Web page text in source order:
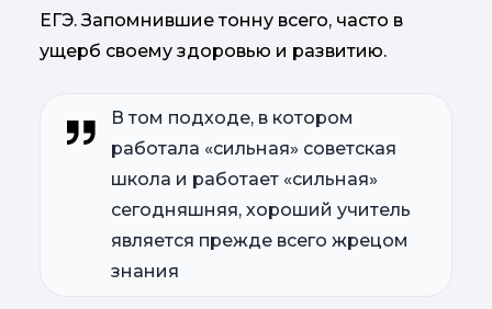
ЕГЭ. Запомнившие тонну всего, часто в
ущерб своему здоровью и развитию.
В том подходе, в котором
работала «сильная» советская
школа и работает «сильная»
сегодняшняя, хороший учитель
является прежде всего жрецом
знания